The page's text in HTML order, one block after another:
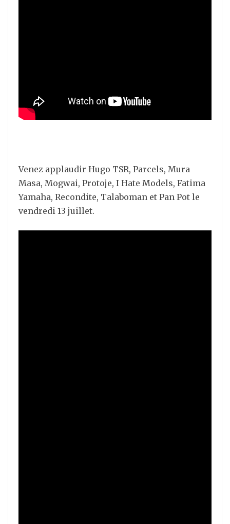
Venez applaudir Hugo TSR, Parcels, Mura
Masa, Mogwai, Protoje, I Hate Models, Fatima
Yamaha, Recondite, Talaboman et Pan Pot le
vendredi 13 juillet.